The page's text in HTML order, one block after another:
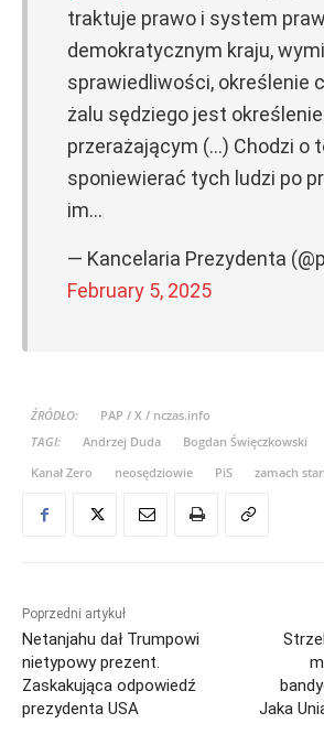
traktuje prawo i system
demokratycznym kraju,
sprawiedliwości, określenie
żalu sędziego jest
przerażającym (…) Chodzi o
sponiewierać tych ludzi po
im…
— Kancelaria Prezydenta
February 5, 2025
ŹRÓDŁO:
PAP / X / nczas.info
TAGI:
Andrzej Duda Bogdan Święczkowski
Kanał Zero
neosędziowie PiS zamach
Poprzedni artykuł
Netanjahu dał Trumpowi
nietypowy prezent.
Zaskakująca odpowiedź
prezydenta USA
Jaka